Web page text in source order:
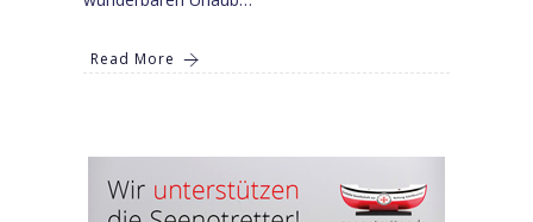
Read More